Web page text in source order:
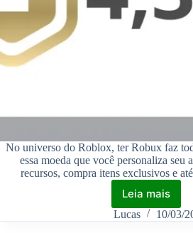
No universo do Roblox, ter Robux faz
essa moeda que você personaliza seu
recursos, compra itens exclusivos e
Leia mais
Lucas 10/03/